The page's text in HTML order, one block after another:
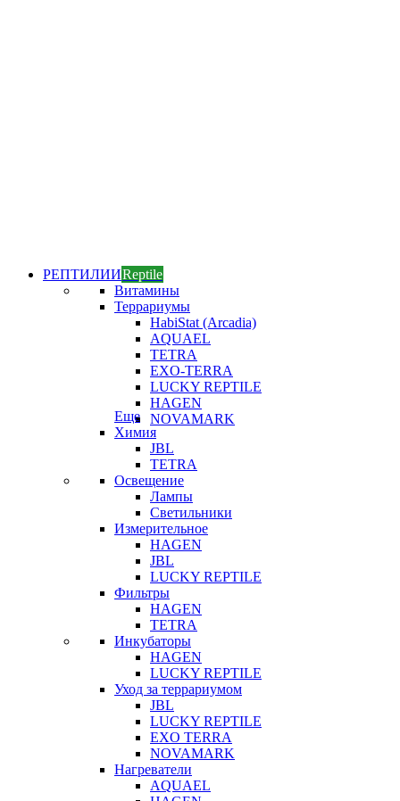
РЕПТИЛИИReptile
Витамины
Террариумы
HabiStat (Arcadia)
AQUAEL
TETRA
EXO-TERRA
LUCKY REPTILE
HAGEN
NOVAMARK
Еще
Химия
JBL
TETRA
Освещение
Лампы
Светильники
Измерительное
HAGEN
JBL
LUCKY REPTILE
Фильтры
HAGEN
TETRA
Инкубаторы
HAGEN
LUCKY REPTILE
Уход за террариумом
JBL
LUCKY REPTILE
EXO TERRA
NOVAMARK
Нагреватели
AQUAEL